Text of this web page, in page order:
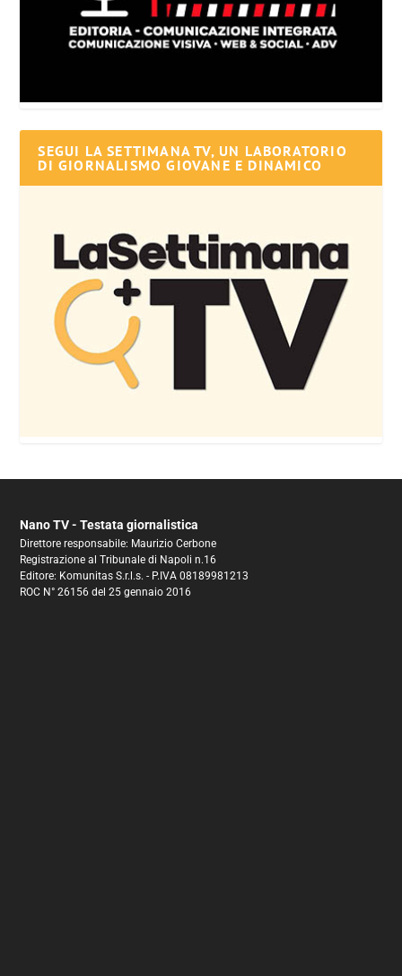
SEGUI LA SETTIMANA TV, UN LABORATORIO
DI GIORNALISMO GIOVANE E DINAMICO
Nano TV - Testata giornalistica
Direttore responsabile: Maurizio Cerbone
Registrazione al Tribunale di Napoli n.16
Editore: Komunitas S.r.l.s. - P.IVA 08189981213
ROC N° 26156 del 25 gennaio 2016